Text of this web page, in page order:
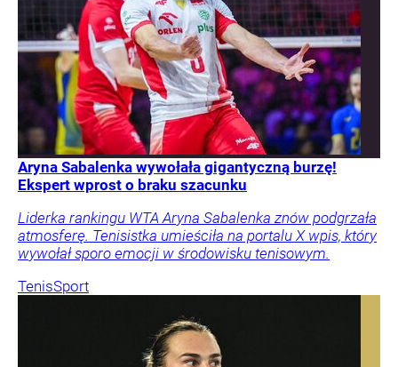
Aryna Sabalenka wywołała gigantyczną burzę!
Ekspert wprost o braku szacunku
Liderka rankingu WTA Aryna Sabalenka znów podgrzała
atmosferę. Tenisistka umieściła na portalu X wpis, który
wywołał sporo emocji w środowisku tenisowym.
TenisSport